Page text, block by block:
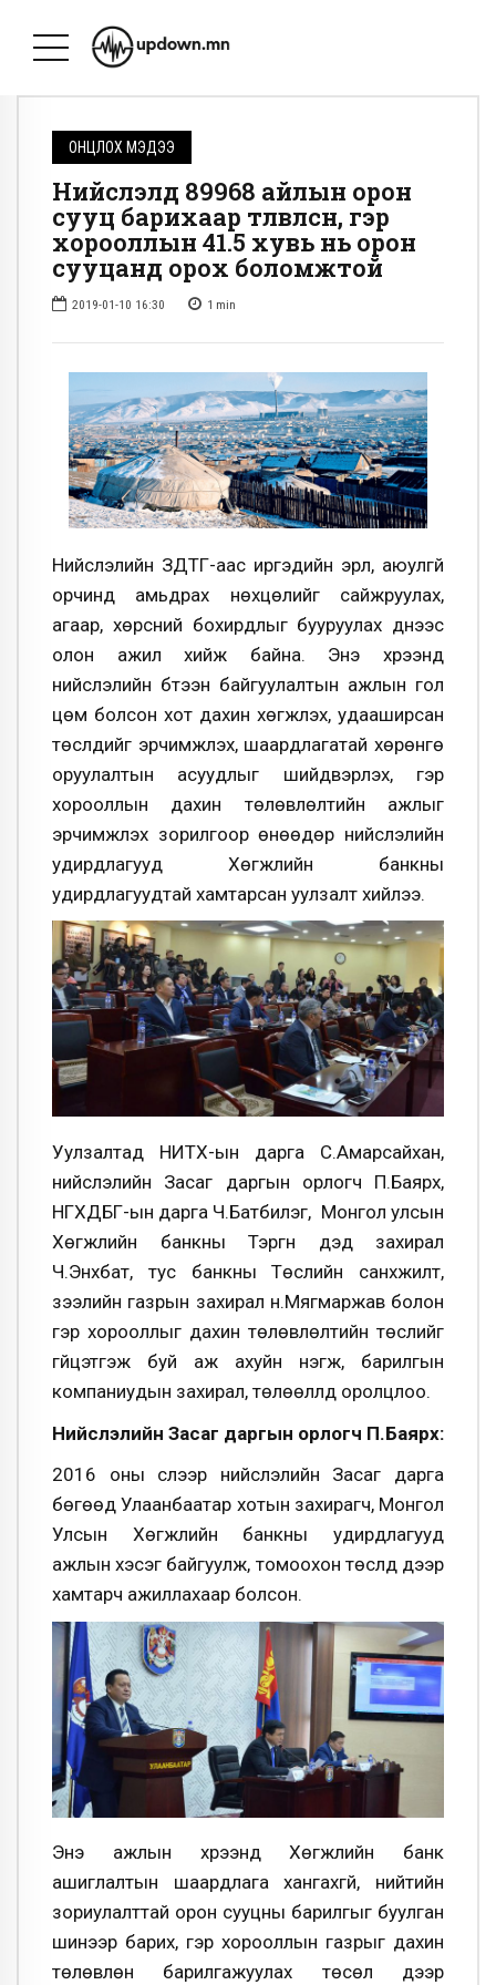
ОНЦЛОХ МЭДЭЭ
Нийслэлд 89968 айлын орон
сууц барихаар төлөвлөсөн, гэр
хорооллын 41.5 хувь нь орон
сууцанд орох боломжтой
2019-01-10 16:30 1 min
Нийслэлийн ЗДТГ-аас иргэдийн эрүүл, аюулгүй
орчинд амьдрах нөхцөлийг сайжруулах,
агаар, хөрсний бохирдлыг бууруулах үүднээс
олон ажил хийж байна. Энэ хүрээнд
нийслэлийн бүтээн байгуулалтын ажлын гол
цөм болсон хот дахин хөгжүүлэх, удааширсан
төслүүдийг эрчимжүүлэх, шаардлагатай хөрөнгө
оруулалтын асуудлыг шийдвэрлэх, гэр
хорооллын дахин төлөвлөлтийн ажлыг
эрчимжүүлэх зорилгоор өнөөдөр нийслэлийн
удирдлагууд Хөгжлийн банкны
удирдлагуудтай хамтарсан уулзалт хийлээ.
Уулзалтад НИТХ-ын дарга С.Амарсайхан,
нийслэлийн Засаг даргын орлогч П.Баярхүү,
НГХДБГ-ын дарга Ч.Батбилэг, Монгол улсын
Хөгжлийн банкны Тэргүүн дэд захирал
Ч.Энхбат, тус банкны Төслийн санхүүжилт,
зээлийн газрын захирал н.Мягмаржав болон
гэр хорооллыг дахин төлөвлөлтийн төслийг
гүйцэтгэж буй аж ахуйн нэгж, барилгын
компаниудын захирал, төлөөллүүд оролцлоо.
Нийслэлийн Засаг даргын орлогч П.Баярхүү:
2016 оны сүүлээр нийслэлийн Засаг дарга
бөгөөд Улаанбаатар хотын захирагч, Монгол
Улсын Хөгжлийн банкны удирдлагууд
ажлын хэсэг байгуулж, томоохон төслүүд дээр
хамтарч ажиллахаар болсон.
Энэ ажлын хүрээнд Хөгжлийн банк
ашиглалтын шаардлага хангахгүй, нийтийн
зориулалттай орон сууцны барилгыг буулган
шинээр барих, гэр хорооллын газрыг дахин
төлөвлөн барилгажуулах төсөл дээр